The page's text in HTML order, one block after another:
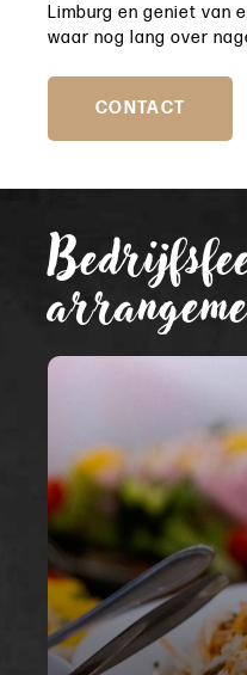
Limburg en geniet van
waar nog lang over
CONTACT
Maak van